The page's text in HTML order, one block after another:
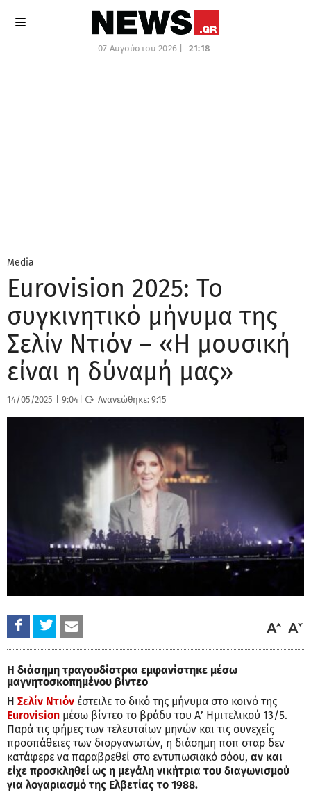
07 Αυγούστου 2026 | 21:18
Media
Eurovision 2025: Το
συγκινητικό μήνυμα της
Σελίν Ντιόν – «Η μουσική
είναι η δύναμή μας»
14/05/2025 9:04 Ανανεώθηκε:9:15
H διάσημη τραγουδίστρια εμφανίστηκε μέσω
μαγνητοσκοπημένου βίντεο
Η Σελίν Ντιόν έστειλε το δικό της μήνυμα στο κοινό της
Eurovision μέσω βίντεο το βράδυ του Α’ Ημιτελικού 13/5.
Παρά τις φήμες των τελευταίων μηνών και τις συνεχείς
προσπάθειες των διοργανωτών, η διάσημη ποπ σταρ δεν
κατάφερε να παραβρεθεί στο εντυπωσιακό σόου, αν και
είχε προσκληθεί ως η μεγάλη νικήτρια του διαγωνισμού
για λογαριασμό της Ελβετίας το 1988.